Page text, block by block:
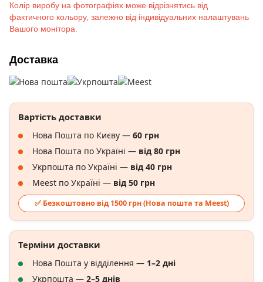
Колір виробу на фотографіях може відрізнятись від
фактичного кольору, залежно від індивідуальних налаштувань
Вашого монітора.
Доставка
Вартість доставки
Нова Пошта по Києву — 60 грн
Нова Пошта по Україні — від 80 грн
Укрпошта по Україні — від 40 грн
Meest по Україні — від 50 грн
✅ Безкоштовно від 1500 грн (Нова пошта та Meest)
Терміни доставки
Нова Пошта у відділення — 1–2 дні
Укрпошта — 2–5 днів